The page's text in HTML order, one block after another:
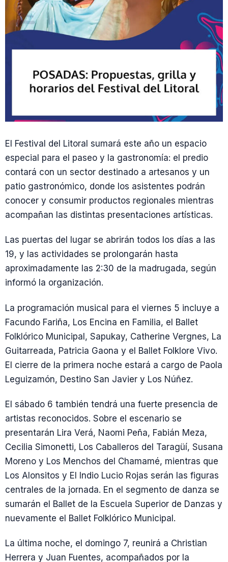
El Festival del Litoral sumará este año un espacio
especial para el paseo y la gastronomía: el predio
contará con un sector destinado a artesanos y un
patio gastronómico, donde los asistentes podrán
conocer y consumir productos regionales mientras
acompañan las distintas presentaciones artísticas.
Las puertas del lugar se abrirán todos los días a las
19, y las actividades se prolongarán hasta
aproximadamente las 2:30 de la madrugada, según
informó la organización.
La programación musical para el viernes 5 incluye a
Facundo Fariña, Los Encina en Familia, el Ballet
Folklórico Municipal, Sapukay, Catherine Vergnes, La
Guitarreada, Patricia Gaona y el Ballet Folklore Vivo.
El cierre de la primera noche estará a cargo de Paola
Leguizamón, Destino San Javier y Los Núñez.
El sábado 6 también tendrá una fuerte presencia de
artistas reconocidos. Sobre el escenario se
presentarán Lira Verá, Naomi Peña, Fabián Meza,
Cecilia Simonetti, Los Caballeros del Taragüí, Susana
Moreno y Los Menchos del Chamamé, mientras que
Los Alonsitos y El Indio Lucio Rojas serán las figuras
centrales de la jornada. En el segmento de danza se
sumarán el Ballet de la Escuela Superior de Danzas y
nuevamente el Ballet Folklórico Municipal.
La última noche, el domingo 7, reunirá a Christian
Herrera y Juan Fuentes, acompañados por la